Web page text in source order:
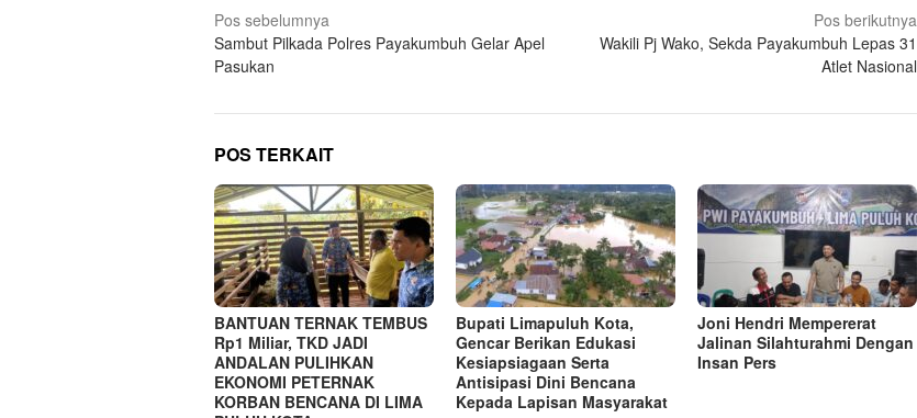
Navigasi
pos
Pos sebelumnya
Sambut Pilkada Polres Payakumbuh Gelar Apel
Pasukan
Pos berikutnya
Wakili Pj Wako, Sekda Payakumbuh Lepas 31
Atlet Nasional
POS TERKAIT
BANTUAN TERNAK TEMBUS
Rp1 Miliar, TKD JADI
ANDALAN PULIHKAN
EKONOMI PETERNAK
KORBAN BENCANA DI LIMA
Bupati Limapuluh Kota,
Gencar Berikan Edukasi
Kesiapsiagaan Serta
Antisipasi Dini Bencana
Kepada Lapisan Masyarakat
Joni Hendri Mempererat
Jalinan Silahturahmi Dengan
Insan Pers